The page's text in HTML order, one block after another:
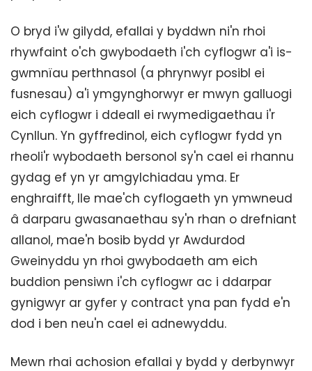
O bryd i'w gilydd, efallai y byddwn ni'n rhoi
rhywfaint o'ch gwybodaeth i'ch cyflogwr a'i is-
gwmnïau perthnasol (a phrynwyr posibl ei
fusnesau) a'i ymgynghorwyr er mwyn galluogi
eich cyflogwr i ddeall ei rwymedigaethau i'r
Cynllun. Yn gyffredinol, eich cyflogwr fydd yn
rheoli'r wybodaeth bersonol sy'n cael ei rhannu
gydag ef yn yr amgylchiadau yma. Er
enghraifft, lle mae'ch cyflogaeth yn ymwneud
â darparu gwasanaethau sy'n rhan o drefniant
allanol, mae'n bosib bydd yr Awdurdod
Gweinyddu yn rhoi gwybodaeth am eich
buddion pensiwn i'ch cyflogwr ac i ddarpar
gynigwyr ar gyfer y contract yna pan fydd e'n
dod i ben neu'n cael ei adnewyddu.
Mewn rhai achosion efallai y bydd y derbynwyr